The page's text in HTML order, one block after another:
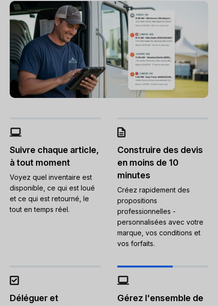
Suivre chaque article,
à tout moment
Voyez quel inventaire est
disponible, ce qui est loué
et ce qui est retourné, le
tout en temps réel.
Construire des devis
en moins de 10
minutes
Créez rapidement des
propositions
professionnelles -
personnalisées avec votre
marque, vos conditions et
vos forfaits.
Déléguer et
Gérez l'ensemble de